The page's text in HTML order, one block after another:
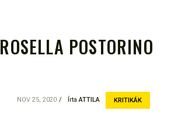
EGÉSZSÉGES OLVASÁS
TÁMOGATÓJA
ROSELLA POSTORINO
KRITIKÁK
ÍrtaATTILA
NOV 25, 2020